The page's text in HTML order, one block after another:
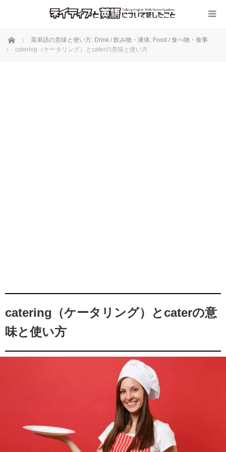
ホーム 英単語の意味と使い方, Drink / 飲み物・液体, Food / 食べ物・食事
catering（ケータリング）とcaterの意味と使い方
catering（ケータリング）とcaterの意
味と使い方